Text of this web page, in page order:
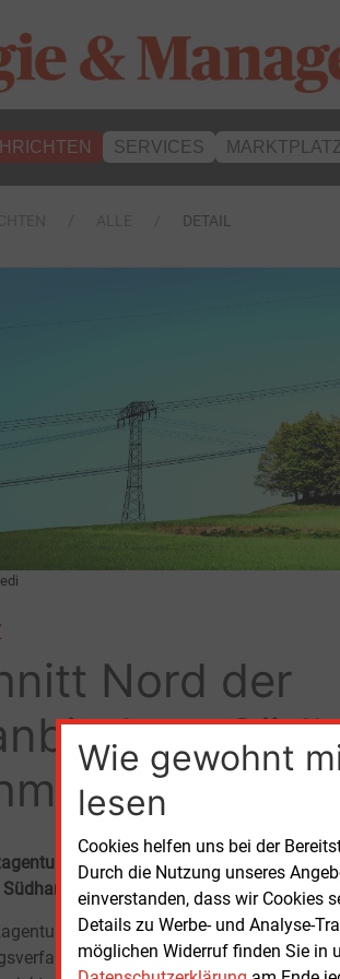
SERVICES
DETAIL
Wie gewohnt
lesen
Cookies helfen uns bei der
Durch die Nutzung unseres
einverstanden, dass wir Cookies
Details zu Werbe- und Analyse-
möglichen Widerruf finden Sie in
Nord der
hat das
beendet. Er kann jetzt von 50 Hertz
hat am 17. Juli das
für den letzten